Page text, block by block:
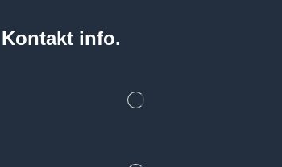
Kontakt info.